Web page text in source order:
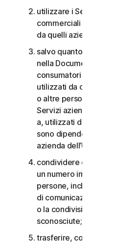
utilizzare i Servizi per i
commerciali o i Servizi
da quelli aziendali interni;
salvo quanto diversamente
nella Documentazione, i
consumatori non possono
utilizzati da o condivisi con
o altre persone che non
Servizi aziendali non
a, utilizzati da o condivisi
sono dipendenti o non
azienda dell’Utente;
condividere qualsiasi dato o
un numero
persone, incluso, a titolo
di comunicazioni a un gran
o la condivisione di
sconosciute;
trasferire, concedere in